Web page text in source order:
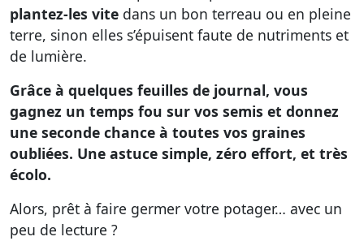
plantez-les vite dans un bon terreau ou en pleine
terre, sinon elles s’épuisent faute de nutriments et
de lumière.
Grâce à quelques feuilles de journal, vous
gagnez un temps fou sur vos semis et donnez
une seconde chance à toutes vos graines
oubliées. Une astuce simple, zéro effort, et très
écolo.
Alors, prêt à faire germer votre potager… avec un
peu de lecture ?